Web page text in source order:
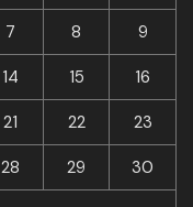
7 8 9
14 15 16
21 22 23
28 29 30